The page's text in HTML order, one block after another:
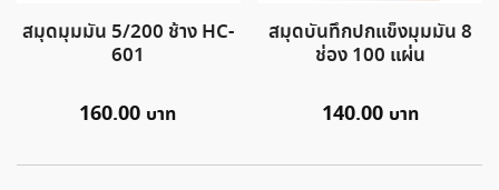
สมุดมุมมัน 5/200 ช้าง HC-
601
160.00
สมุดบันทึกปกแข็งมุมมัน 8
ช่อง 100 แผ่น
140.00